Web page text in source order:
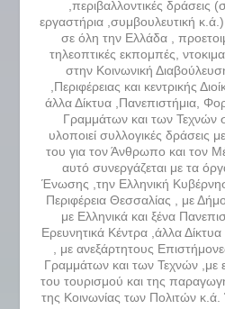
,περιβαλλοντικές δράσεις
εργαστήρια ,συμβουλευτική
σε όλη την Ελλάδα ,
τηλεοπτικές εκπομπές,
στην Κοινωνική
,Περιφέρειας και κεντρικής
άλλα Δίκτυα ,Πανεπιστήμια,
Γραμμάτων και των Τεχνών
υλοποιεί συλλογικές δράσεις
του για τον Άνθρωπο και τον
αυτό συνεργάζεται με τα
Ένωσης ,την Ελληνική
Περιφέρεια Θεσσαλίας , με
με Ελληνικά και ξένα
Ερευνητικά Κέντρα ,άλλα
, με ανεξάρτητους
Γραμμάτων και των Τεχνών ,με
του τουρισμού και της
της Κοινωνίας των Πολιτών κ.ά.